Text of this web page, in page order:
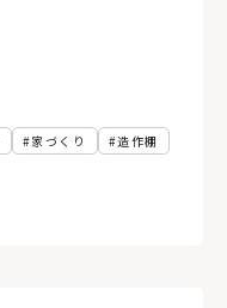
家づくり
造作棚